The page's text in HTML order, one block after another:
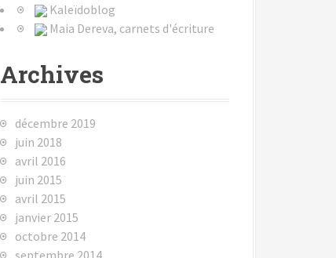
Kaleïdoblog
Maia Dereva, carnets d'écriture
Archives
décembre 2019
juin 2018
avril 2016
juin 2015
avril 2015
janvier 2015
octobre 2014
septembre 2014